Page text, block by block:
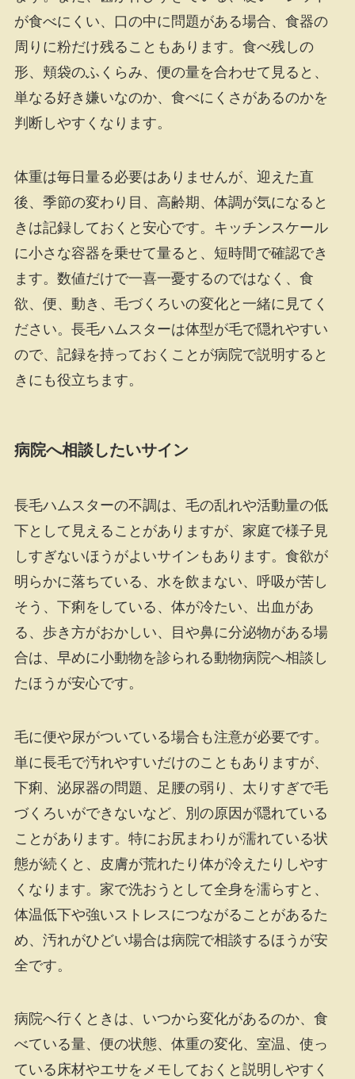
が食べにくい、口の中に問題がある場合、食器の
周りに粉だけ残ることもあります。食べ残しの
形、頬袋のふくらみ、便の量を合わせて見ると、
単なる好き嫌いなのか、食べにくさがあるのかを
判断しやすくなります。
体重は毎日量る必要はありませんが、迎えた直
後、季節の変わり目、高齢期、体調が気になると
きは記録しておくと安心です。キッチンスケール
に小さな容器を乗せて量ると、短時間で確認でき
ます。数値だけで一喜一憂するのではなく、食
欲、便、動き、毛づくろいの変化と一緒に見てく
ださい。長毛ハムスターは体型が毛で隠れやすい
ので、記録を持っておくことが病院で説明すると
きにも役立ちます。
病院へ相談したいサイン
長毛ハムスターの不調は、毛の乱れや活動量の低
下として見えることがありますが、家庭で様子見
しすぎないほうがよいサインもあります。食欲が
明らかに落ちている、水を飲まない、呼吸が苦し
そう、下痢をしている、体が冷たい、出血があ
る、歩き方がおかしい、目や鼻に分泌物がある場
合は、早めに小動物を診られる動物病院へ相談し
たほうが安心です。
毛に便や尿がついている場合も注意が必要です。
単に長毛で汚れやすいだけのこともありますが、
下痢、泌尿器の問題、足腰の弱り、太りすぎで毛
づくろいができないなど、別の原因が隠れている
ことがあります。特にお尻まわりが濡れている状
態が続くと、皮膚が荒れたり体が冷えたりしやす
くなります。家で洗おうとして全身を濡らすと、
体温低下や強いストレスにつながることがあるた
め、汚れがひどい場合は病院で相談するほうが安
全です。
病院へ行くときは、いつから変化があるのか、食
べている量、便の状態、体重の変化、室温、使っ
ている床材やエサをメモしておくと説明しやすく